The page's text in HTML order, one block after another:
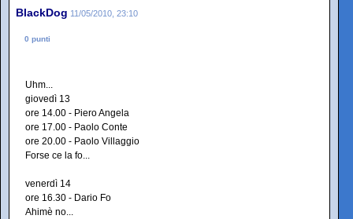
BlackDog 11/05/2010, 23:10
0 punti
Uhm...
giovedì 13
ore 14.00 - Piero Angela
ore 17.00 - Paolo Conte
ore 20.00 - Paolo Villaggio
Forse ce la fo...
venerdì 14
ore 16.30 - Dario Fo
Ahimè no...